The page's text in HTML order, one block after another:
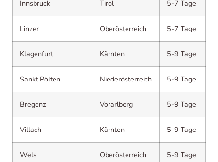
Innsbruck Tirol 5-7 Tage
Linzer Oberösterreich 5-7 Tage
Klagenfurt Kärnten 5-9 Tage
Sankt Pölten Niederösterreich 5-9 Tage
Bregenz Vorarlberg 5-9 Tage
Villach Kärnten 5-9 Tage
Wels Oberösterreich 5-9 Tage